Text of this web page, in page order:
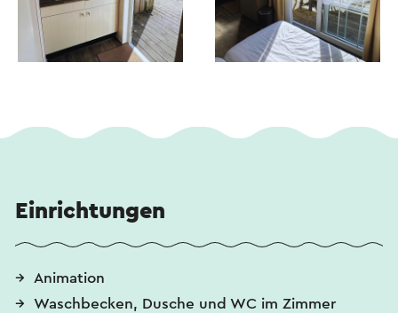
Einrichtungen
Animation
Waschbecken, Dusche und WC im Zimmer